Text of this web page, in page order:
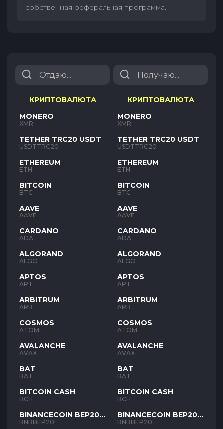
собственная реферальная программа.
КРИПТОВАЛЮТА
MONERO
XMR
TETHER TRC20 USDT
USDTTRC20
ETHEREUM
ETH
BITCOIN
BTC
AAVE
AAVE
CARDANO
ADA
ALGORAND
ALGO
APTOS
APT
ARBITRUM
ARB
COSMOS
ATOM
AVALANCHE
AVAX
BAT
BAT
BITCOIN CASH
BCH
BINANCECOIN BEP20
BNB
BNBBEP20
КРИПТОВАЛЮТА
MONERO
XMR
TETHER TRC20 USDT
USDTTRC20
ETHEREUM
ETH
BITCOIN
BTC
AAVE
AAVE
CARDANO
ADA
ALGORAND
ALGO
APTOS
APT
ARBITRUM
ARB
COSMOS
ATOM
AVALANCHE
AVAX
BAT
BAT
BITCOIN CASH
BCH
BINANCECOIN BEP20
BNB
BNBBEP20